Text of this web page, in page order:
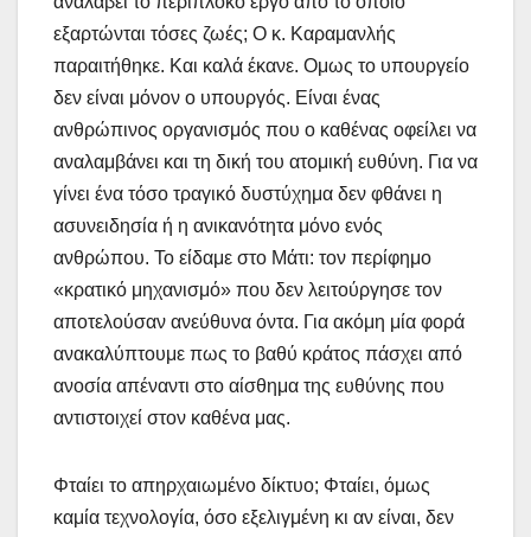
εξαρτώνται τόσες ζωές; Ο κ. Καραμανλής
παραιτήθηκε. Και καλά έκανε. Ομως το υπουργείο
δεν είναι μόνον ο υπουργός. Είναι ένας
ανθρώπινος οργανισμός που ο καθένας οφείλει να
αναλαμβάνει και τη δική του ατομική ευθύνη. Για να
γίνει ένα τόσο τραγικό δυστύχημα δεν φθάνει η
ασυνειδησία ή η ανικανότητα μόνο ενός
ανθρώπου. Το είδαμε στο Μάτι: τον περίφημο
«κρατικό μηχανισμό» που δεν λειτούργησε τον
αποτελούσαν ανεύθυνα όντα. Για ακόμη μία φορά
ανακαλύπτουμε πως το βαθύ κράτος πάσχει από
ανοσία απέναντι στο αίσθημα της ευθύνης που
αντιστοιχεί στον καθένα μας.
Φταίει το απηρχαιωμένο δίκτυο; Φταίει, όμως
καμία τεχνολογία, όσο εξελιγμένη κι αν είναι, δεν